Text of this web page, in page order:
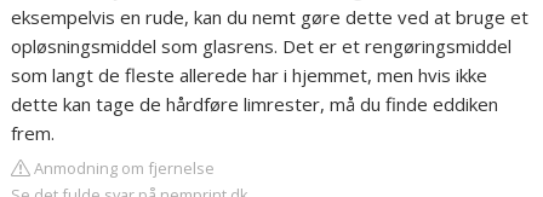
eksempelvis en rude, kan du nemt gøre dette ved at bruge et
opløsningsmiddel som glasrens. Det er et rengøringsmiddel
som langt de fleste allerede har i hjemmet, men hvis ikke
dette kan tage de hårdføre limrester, må du finde eddiken
frem.
Anmodning om fjernelse